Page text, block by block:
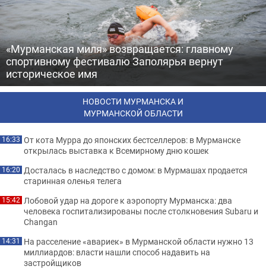
«Мурманская миля» возвращается: главному
спортивному фестивалю Заполярья вернут
историческое имя
НОВОСТИ МУРМАНСКА И
МУРМАНСКОЙ ОБЛАСТИ
16:33 От кота Мурра до японских бестселлеров: в Мурманске
открылась выставка к Всемирному дню кошек
16:20 Досталась в наследство с домом: в Мурмашах продается
старинная оленья телега
15:42 Лобовой удар на дороге к аэропорту Мурманска: два
человека госпитализированы после столкновения Subaru и
Changan
14:31 На расселение «авариек» в Мурманской области нужно 13
миллиардов: власти нашли способ надавить на
застройщиков